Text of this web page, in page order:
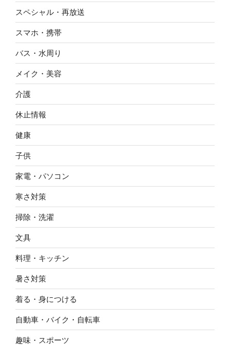
スペシャル・再放送
スマホ・携帯
バス・水周り
メイク・美容
介護
休止情報
健康
子供
家電・パソコン
寒さ対策
掃除・洗濯
文具
料理・キッチン
暑さ対策
着る・身につける
自動車・バイク・自転車
趣味・スポーツ